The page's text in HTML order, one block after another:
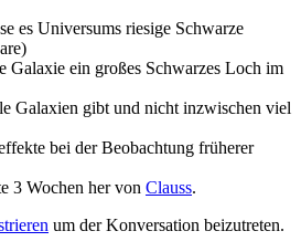
es Universums riesige Schwarze
Galaxie ein großes Schwarzes Loch im
Galaxien gibt und nicht inzwischen viel
bei der Beobachtung früherer
3 Wochen her von Clauss.
um der Konversation beizutreten.